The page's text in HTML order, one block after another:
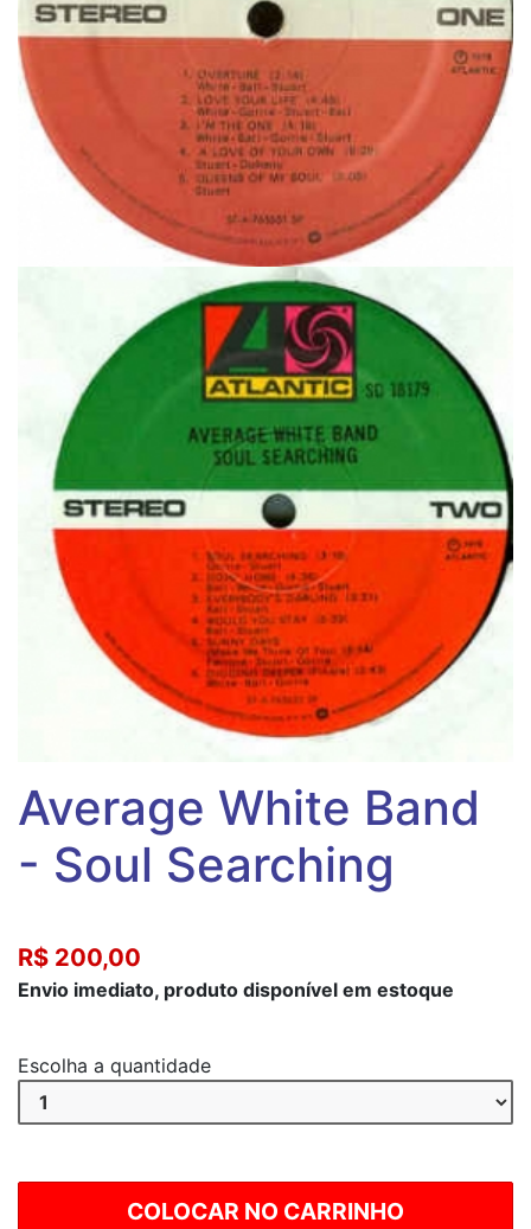
Average White Band
‎- Soul Searching
R$ 200,00
Envio imediato, produto disponível em estoque
Escolha a quantidade